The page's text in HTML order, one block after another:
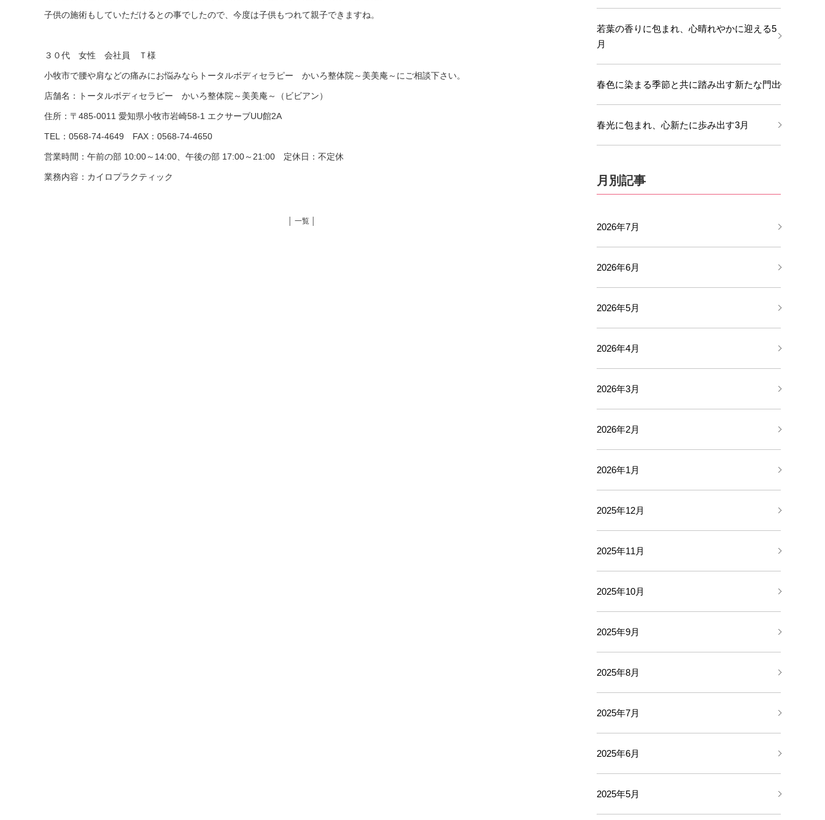
子供の施術もしていただけるとの事でしたので、今度は子供もつれて親子できますね。
３０代 女性 会社員 Ｔ様
小牧市で腰や肩などの痛みにお悩みならトータルボディセラピー かいろ整体院～美美庵～にご相談下さい。
店舗名：トータルボディセラピー かいろ整体院～美美庵～（ビビアン）
住所：〒485-0011 愛知県小牧市岩崎58-1 エクサーブUU館2A
TEL：0568-74-4649 FAX：0568-74-4650
営業時間：午前の部 10:00～14:00、午後の部 17:00～21:00 定休日：不定休
業務内容：カイロプラクティック
│ 一覧 │
若葉の香りに包まれ、心晴れやかに迎える5
月
春色に染まる季節と共に踏み出す新たな門出
春光に包まれ、心新たに歩み出す3月
月別記事
2026年7月
2026年6月
2026年5月
2026年4月
2026年3月
2026年2月
2026年1月
2025年12月
2025年11月
2025年10月
2025年9月
2025年8月
2025年7月
2025年6月
2025年5月